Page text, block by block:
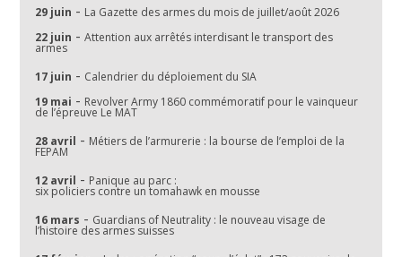
29 juin - La Gazette des armes du mois de juillet/août 2026
22 juin -Attention aux arrêtés interdisant le transport des
armes
17 juin - Calendrier du déploiement du SIA
19 mai - Revolver Army 1860 commémoratif pour le vainqueur
de l’épreuve Le MAT
28 avril - Métiers de l’armurerie : la bourse de l’emploi de la
FEPAM
12 avril - Panique au parc :
six policiers contre un tomahawk en mousse
16 mars - Guardians of Neutrality : le nouveau visage de
l’histoire des armes suisses